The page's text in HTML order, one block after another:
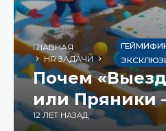
ГЛАВНАЯ
HR ЗАДАЧИ
Почем
или Пряники
12 ЛЕТ НАЗАД